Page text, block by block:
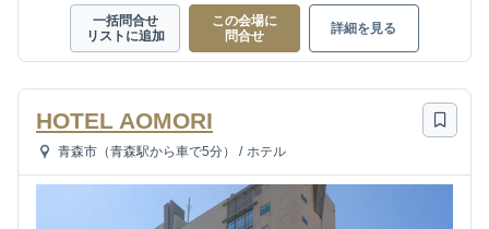
一括問合せ
リストに追加
この会場に
問合せ
詳細を見る
HOTEL AOMORI
青森市（青森駅から車で5分） / ホテル